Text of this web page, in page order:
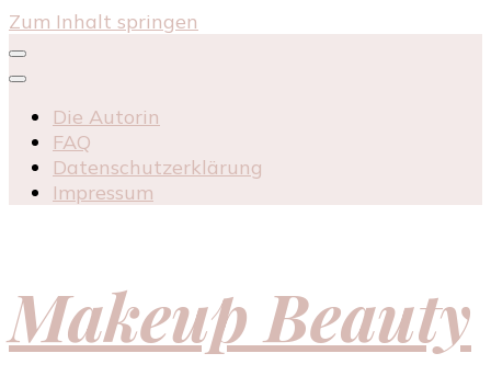
Zum Inhalt springen
Die Autorin
FAQ
Datenschutzerklärung
Impressum
Makeup Beauty